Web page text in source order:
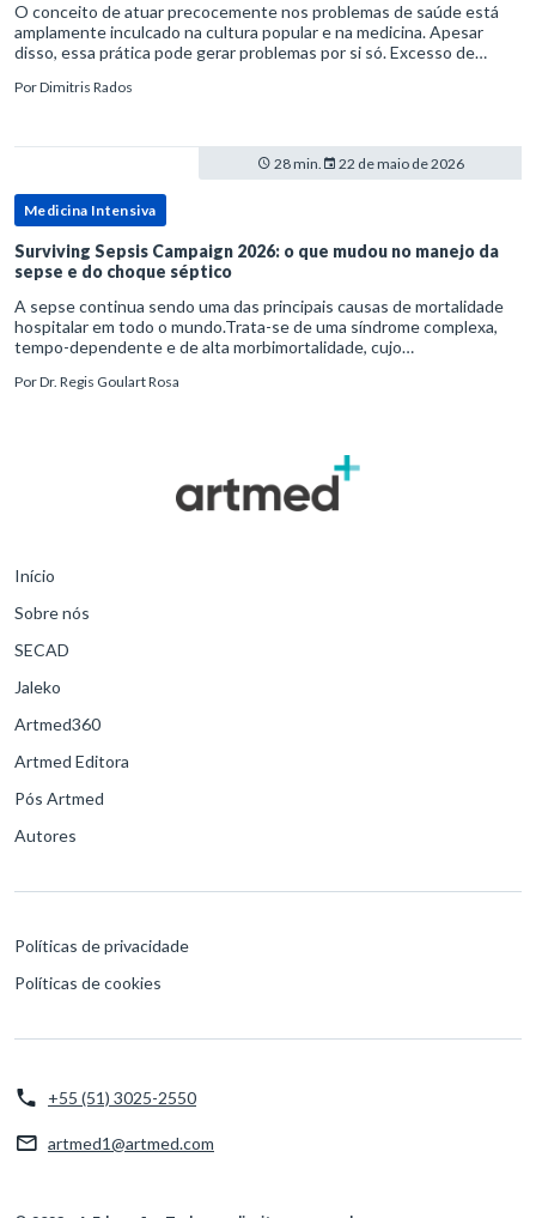
O conceito de atuar precocemente nos problemas de saúde está
amplamente inculcado na cultura popular e na medicina. Apesar
disso, essa prática pode gerar problemas por si só. Excesso de
PorDimitris Rados
28 min. 22 de maio de 2026
Medicina Intensiva
Surviving Sepsis Campaign 2026: o que mudou no manejo da
sepse e do choque séptico
A sepse continua sendo uma das principais causas de mortalidade
hospitalar em todo o mundo.Trata-se de uma síndrome complexa,
tempo-dependente e de alta morbimortalidade, cujo
para o desfe
PorDr. Regis Goulart Rosa
Início
Sobre nós
SECAD
Jaleko
Artmed360
Artmed Editora
Pós Artmed
Autores
Políticas de privacidade
Políticas de cookies
+55 (51) 3025-2550
artmed1@artmed.com